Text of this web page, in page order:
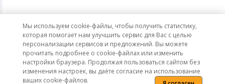
Мы используем cookie-файлы, чтобы получить статистику,
которая помогает нам улучшить сервис для Вас с целью
персонализации сервисов и предложений. Вы можете
прочитать подробнее о cookie-файлах или изменить
настройки браузера. Продолжая пользоваться сайтом без
изменения настроек, вы даёте согласие на использование
ваших cookie-файлов.
Мы в других городах
Санкт-Петербург
Москва
Интернет-гипермаркет актуальных товаров «КотоФото»
© 2008–2026. Все цены указаны в рублях РФ.